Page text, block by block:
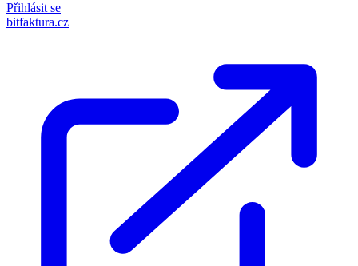
Přihlásit se
bitfaktura.cz